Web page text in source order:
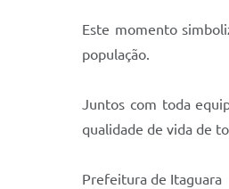
Este momento
população.
Juntos com toda
qualidade de vida de
Prefeitura de Itaguara